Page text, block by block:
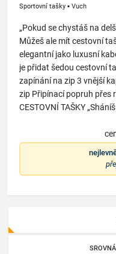
Sportovní tašky ▪ Vuch
„Pokud se chystáš na
Můžeš ale mít cestovní
elegantní jako luxusní
je přidat šedou cestovní
zapínání na zip 3 vnější
zip Připínací popruh přes
CESTOVNÍ TAŠKY